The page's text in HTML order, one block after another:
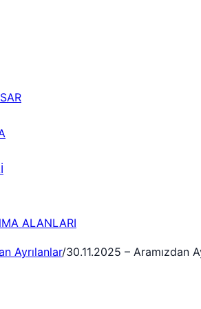
ALANLARI
Ayrılanlar/30.11.2025 – Aramızdan